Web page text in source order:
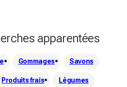
apparentées
Gommages Savons
Produits frais Légumes